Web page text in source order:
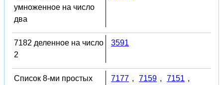
умноженное на число
два
7182 деленное на число
2
3591
Список 8-ми простых
7177 , 7159 , 7151 ,